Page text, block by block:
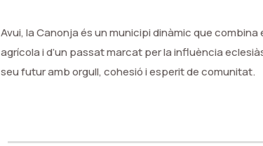
Avui, la Canonja és un municipi dinàmic que
agrícola i d’un passat marcat per la influència
seu futur amb orgull, cohesió i esperit de comunitat.